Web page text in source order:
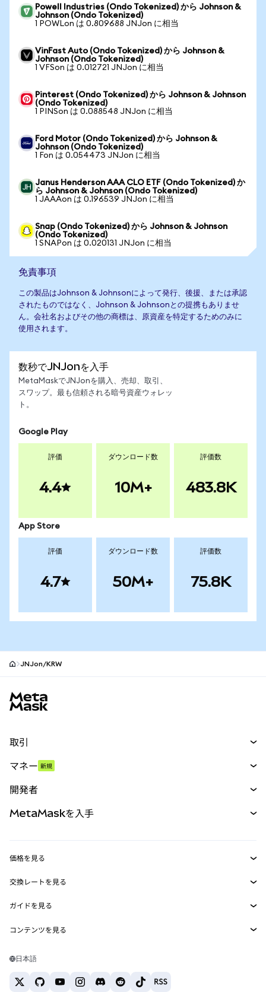
Powell Industries (Ondo Tokenized) から Johnson &
Johnson (Ondo Tokenized)
1 POWLon は 0.809688 JNJon に相当
VinFast Auto (Ondo Tokenized) から Johnson &
Johnson (Ondo Tokenized)
1 VFSon は 0.012721 JNJon に相当
Pinterest (Ondo Tokenized) から Johnson & Johnson
(Ondo Tokenized)
1 PINSon は 0.088548 JNJon に相当
Ford Motor (Ondo Tokenized) から Johnson &
Johnson (Ondo Tokenized)
1 Fon は 0.054473 JNJon に相当
Janus Henderson AAA CLO ETF (Ondo Tokenized) か
ら Johnson & Johnson (Ondo Tokenized)
1 JAAAon は 0.196539 JNJon に相当
Snap (Ondo Tokenized) から Johnson & Johnson
(Ondo Tokenized)
1 SNAPon は 0.020131 JNJon に相当
免責事項
この製品はJohnson & Johnsonによって発行、後援、または承認
されたものではなく、Johnson & Johnsonとの提携もありませ
ん。会社名およびその他の商標は、原資産を特定するためのみに
使用されます。
数秒でJNJonを入手
MetaMaskでJNJonを購入、売却、取引、
スワップ。最も信頼される暗号資産ウォレッ
ト。
Google Play
評価
4.4
ダウンロード数
10M+
評価数
483.8K
App Store
評価
4.7
ダウンロード数
50M+
評価数
75.8K
JNJon/KRW
取引
パーペチュアル
RWA
マネー 新規
開発者
MetaMask Connect
Snaps
Web3サービス
MetaMaskを入手
セキュリティ
サポート
キャリア
お問い合わせ
価格を見る
イーサリアムの価格
Solanaの価格
Tetherの価格
交換レートを見る
ETH→USD
USDT→INR
BTC→INR
ETH→USDT
ガイドを見る
ETHの購入
USDTの購入
コンテンツを見る
Solanaウォレット
日本語